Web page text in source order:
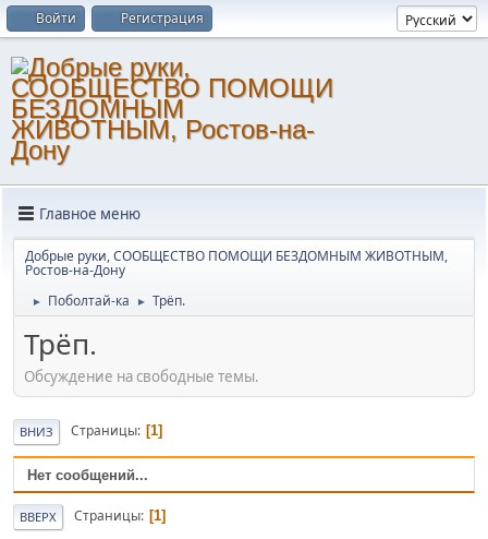
Войти Регистрация
Главное меню
Добрые руки, СООБЩЕСТВО ПОМОЩИ БЕЗДОМНЫМ ЖИВОТНЫМ,
Ростов-на-Дону
► Поболтай-ка ► Трёп.
Трёп.
Обсуждение на свободные темы.
ВНИЗ Страницы 1
Нет сообщений...
ВВЕРХ Страницы 1